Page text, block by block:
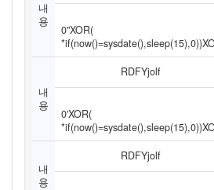
내
용
0"XOR(
내
용
RDFYjolf
0'XOR(
내
용
RDFYjolf